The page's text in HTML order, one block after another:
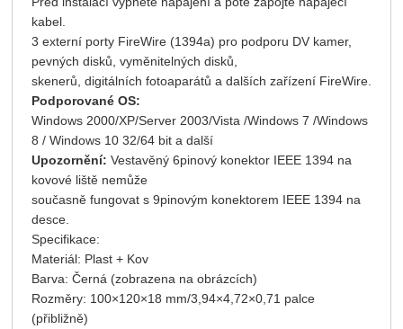
kabel.
3 externí porty FireWire (1394a) pro podporu DV kamer,
pevných disků, vyměnitelných disků,
skenerů, digitálních fotoaparátů a dalších zařízení FireWire.
Podporované OS:
Windows 2000/XP/Server 2003/Vista /Windows 7 /Windows
8 / Windows 10 32/64 bit a další
Upozornění: Vestavěný 6pinový konektor IEEE 1394 na
kovové liště nemůže
současně fungovat s 9pinovým konektorem IEEE 1394 na
desce.
Specifikace:
Materiál: Plast + Kov
Barva: Černá (zobrazena na obrázcích)
Rozměry: 100×120×18 mm/3,94×4,72×0,71 palce
(přibližně)